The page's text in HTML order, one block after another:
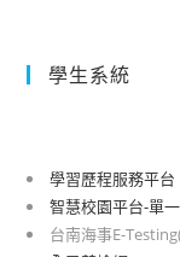
學生系統
學習歷程服務平台
智慧校園平台-單
台南海事E-